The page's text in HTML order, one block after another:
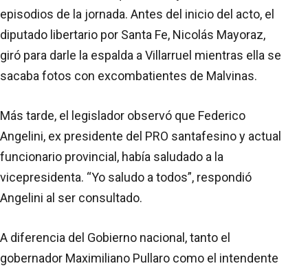
episodios de la jornada. Antes del inicio del acto, el
diputado libertario por Santa Fe, Nicolás Mayoraz,
giró para darle la espalda a Villarruel mientras ella se
sacaba fotos con excombatientes de Malvinas.
Más tarde, el legislador observó que Federico
Angelini, ex presidente del PRO santafesino y actual
funcionario provincial, había saludado a la
vicepresidenta. “Yo saludo a todos”, respondió
Angelini al ser consultado.
A diferencia del Gobierno nacional, tanto el
gobernador Maximiliano Pullaro como el intendente